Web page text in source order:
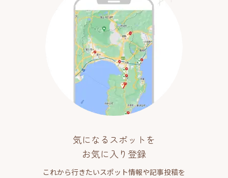
気になるスポットを
お気に入り登録
これから行きたいスポット情報や記事投稿を